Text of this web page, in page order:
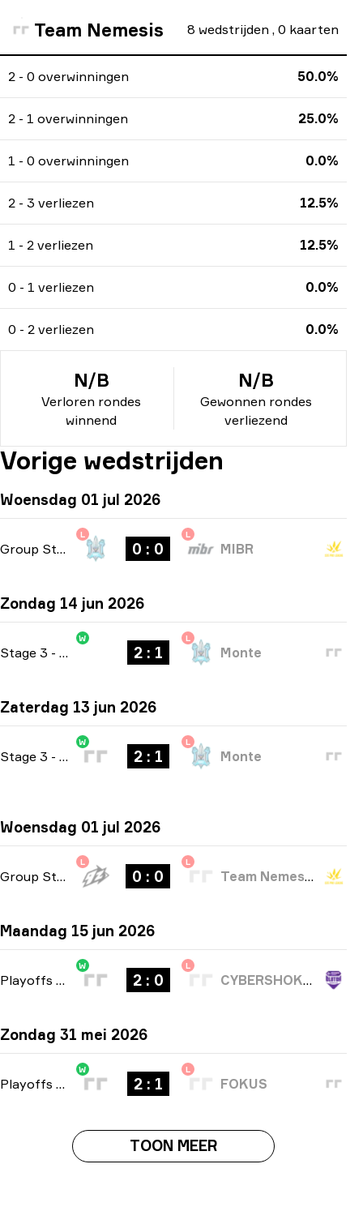
Team Nemesis 8 wedstrijden , 0 kaarten
2 - 0 overwinningen 50.0%
2 - 1 overwinningen 25.0%
1 - 0 overwinningen 0.0%
2 - 3 verliezen 12.5%
1 - 2 verliezen 12.5%
0 - 1 verliezen 0.0%
0 - 2 verliezen 0.0%
Verloren rondes
winnend
N/B
Gewonnen rondes
verliezend
N/B
Vorige wedstrijden
Woensdag 01 jul 2026
Group Stage -bo1
L
0 : 0
L
MIBR
Zondag 14 jun 2026
Stage 3 - bo3
W
2 : 1
L
Monte
Zaterdag 13 jun 2026
Stage 3 - bo3
W
2 : 1
L
Monte
Woensdag 01 jul 2026
Group Stage -bo1
L
0 : 0
L
Team Nemesis
Maandag 15 jun 2026
Playoffs bo3
W
2 : 0
L
CYBERSHOKE Esports
Zondag 31 mei 2026
Playoffs bo3
W
2 : 1
L
FOKUS
TOON MEER